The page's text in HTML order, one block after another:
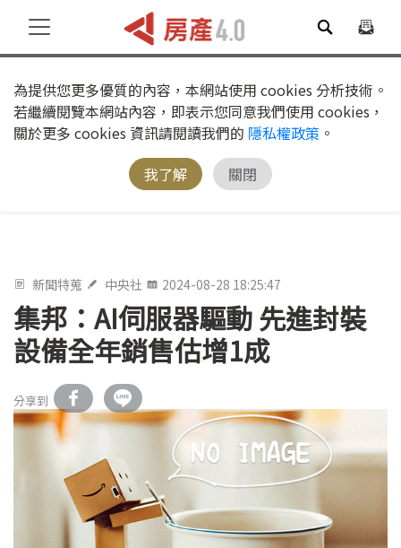
為提供您更多優質的內容，本網站使用 cookies 分析技術。
若繼續閱覽本網站內容，即表示您同意我們使用 cookies，
關於更多 cookies 資訊請閱讀我們的 隱私權政策 。
我了解
關閉
新聞特蒐 中央社 2024-08-28 18:25:47
集邦：AI伺服器驅動 先進封裝
設備全年銷售估增1成
分享到